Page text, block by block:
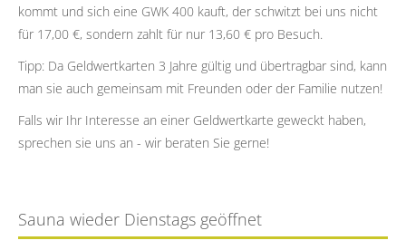
kommt und sich eine GWK 400 kauft, der schwitzt bei uns nicht
für 17,00 €, sondern zahlt für nur 13,60 € pro Besuch.
Tipp: Da Geldwertkarten 3 Jahre gültig und übertragbar sind, kann
man sie auch gemeinsam mit Freunden oder der Familie nutzen!
Falls wir Ihr Interesse an einer Geldwertkarte geweckt haben,
sprechen sie uns an - wir beraten Sie gerne!
Sauna wieder Dienstags geöffnet